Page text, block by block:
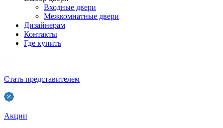
Входные двери
Межкомнатные двери
Дизайнерам
Контакты
Где купить
Стать представителем
Акции